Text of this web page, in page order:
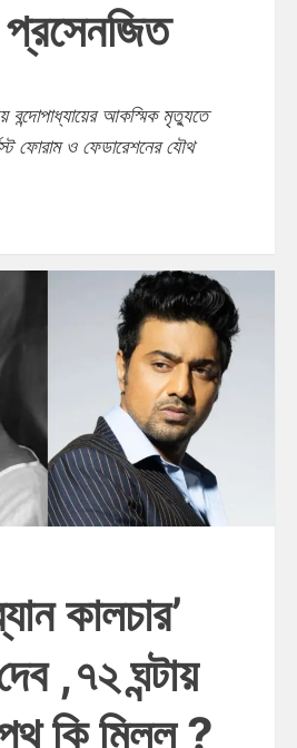
আকস্মিক মৃত্যুতে
ফোরাম ও ফেডারেশনের যৌথ
কালচার’
,৭২ ঘন্টায়
কি মিলল ?